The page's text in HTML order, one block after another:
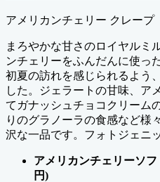
アメリカンチェリー クレープ
まろやかな甘さのロイヤルミ
ンチェリーをふんだんに使っ
初夏の訪れを感じられるよう
した。ジェラートの甘味、ア
てガナッシュチョコクリーム
りのグラノーラの食感など様
沢な一品です。フォトジェニ
アメリカンチェリーソ
円)